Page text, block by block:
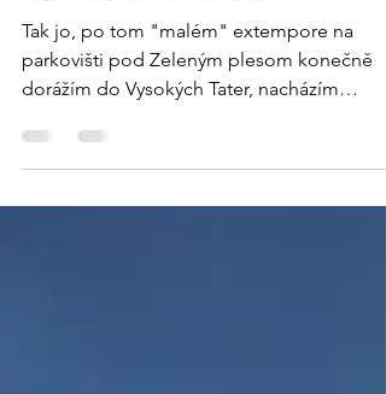
celoročním provozem ve
Vysokých Tatrách!
Tak jo, po tom "malém" extempore na
dorážím do Vysokých Tater, nacházím
parkoviště kam mě poslal...